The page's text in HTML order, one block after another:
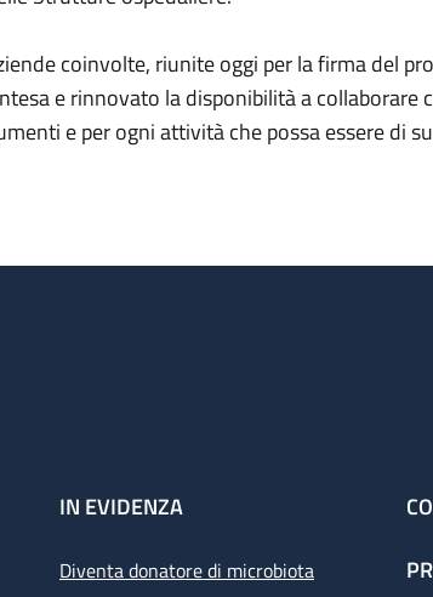
coinvolte, riunite oggi per la firma del
e rinnovato la disponibilità a collaborare
e per ogni attività che possa essere di
IN EVIDENZA
Diventa donatore di microbiota